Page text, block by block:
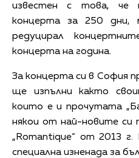
известен с това, че
концерта за 250
редуцирал
концерта на година.
За концерта си в София
ще изпълни както
които е и прочутата
някои от най-новите си
„Romantique“ от 2013
специална изненада за